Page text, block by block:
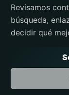
Revisamos
búsqueda,
decidir qué